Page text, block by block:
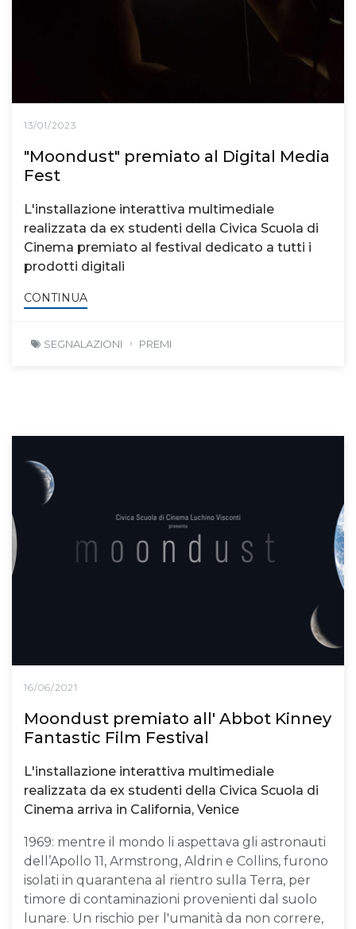
13/01/2023
"Moondust" premiato al Digital Media
Fest
L'installazione interattiva multimediale
realizzata da ex studenti della Civica Scuola di
Cinema premiato al festival dedicato a tutti i
prodotti digitali
CONTINUA
SEGNALAZIONI PREMI
16/06/2021
Moondust premiato all' Abbot Kinney
Fantastic Film Festival
L'installazione interattiva multimediale
realizzata da ex studenti della Civica Scuola di
Cinema arriva in California, Venice
1969: mentre il mondo li aspettava gli astronauti
dell’Apollo 11, Armstrong, Aldrin e Collins, furono
isolati in quarantena al rientro sulla Terra, per
timore di contaminazioni provenienti dal suolo
lunare. Un rischio per l'umanità da non correre,